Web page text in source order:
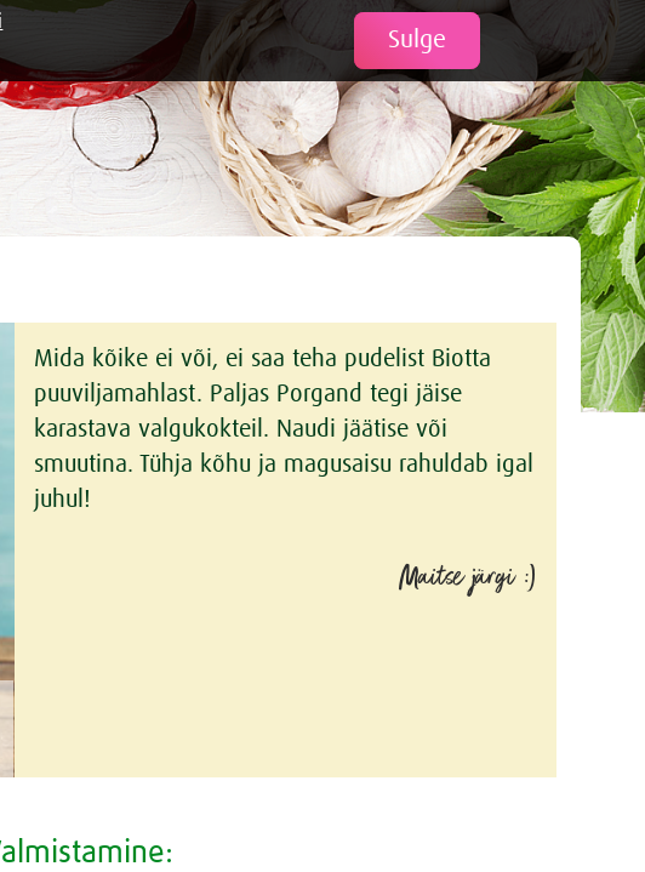
Mida kõike ei või, ei saa teha pudelist Biotta
puuviljamahlast. Paljas Porgand tegi jäise
karastava valgukokteil. Naudi jäätise või
smuutina. Tühja kõhu ja magusaisu rahuldab igal
juhul!
Maitse järgi :)
Sulge
Tweet